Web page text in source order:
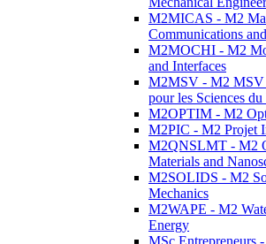
M2MICAS - M2
Communications
M2MOCHI - M2
and Interfaces
M2MSV - M2 MSV
pour les Sciences
M2OPTIM - M2
M2PIC - M2 Projet
M2QNSLMT - M2
Materials and
M2SOLIDS - M2
Mechanics
M2WAPE - M2
Energy
MSc Entrepreneurs